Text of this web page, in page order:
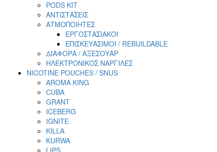
PODS KIT
ΑΝΤΙΣΤΑΣΕΙΣ
ΑΤΜΟΠΟΙΗΤΕΣ
ΕΡΓΟΣΤΑΣΙΑΚΟΙ
ΕΠΙΣΚΕΥΑΣΙΜΟΙ / REBUILDABLE
ΔΙΑΦΟΡΑ / ΑΞΕΣΟΥΑΡ
ΗΛΕΚΤΡΟΝΙΚΟΣ ΝΑΡΓΙΛΕΣ
NICOTINE POUCHES / SNUS
AROMA KING
CUBA
GRANT
ICEBERG
IGNITE
KILLA
KURWA
LIPS